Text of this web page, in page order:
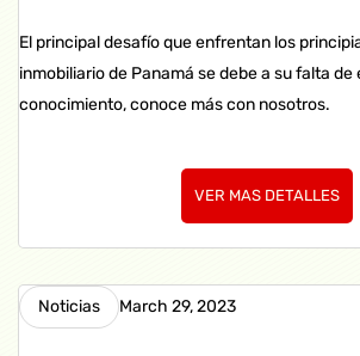
El principal desafío que enfrentan los
inmobiliario de Panamá se debe a su falta
conocimiento, conoce más con nosotros.
VER MAS DETALLES
Noticias March 29, 2023